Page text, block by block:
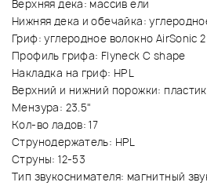
Верхняя дека: массив ели
Нижняя дека и обечайка:
Гриф: углеродное волокно AirSonic 2
Профиль грифа: Flyneck C shape
Накладка на гриф: HPL
Верхний и нижний порожки:
Мензура: 23.5"
Кол-во ладов: 17
Струнодержатель: HPL
Струны: 12-53
Тип звукоснимателя: магнитный